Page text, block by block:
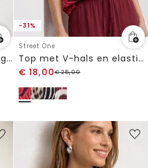
Basic top met hartvormige halslijn
-31%
Street One
Top met V-hals en elastische zoom
€ 18,00€25,99